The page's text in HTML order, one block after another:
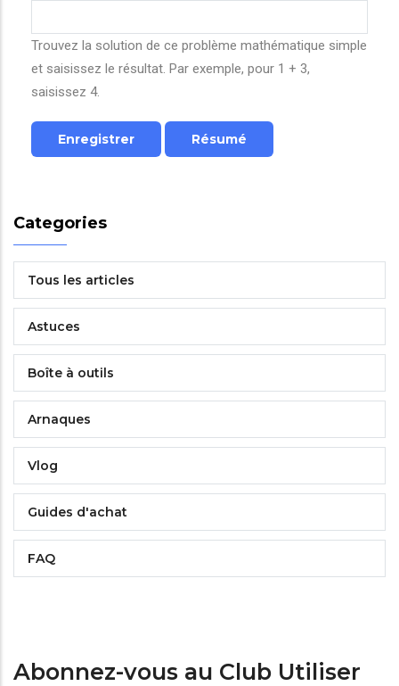
Trouvez la solution de ce problème mathématique simple
et saisissez le résultat. Par exemple, pour 1 + 3,
saisissez 4.
Categories
Tous les articles
Astuces
Boîte à outils
Arnaques
Vlog
Guides d'achat
FAQ
Abonnez-vous au Club Utiliser